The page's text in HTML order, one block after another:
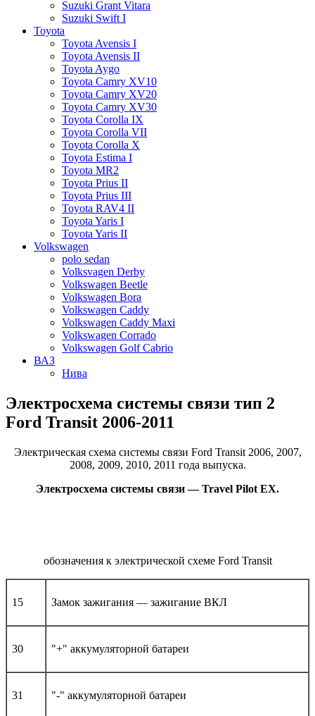
Suzuki Grant Vitara
Suzuki Swift I
Toyota
Toyota Avensis I
Toyota Avensis II
Toyota Aygo
Toyota Camry XV10
Toyota Camry XV20
Toyota Camry XV30
Toyota Corolla IX
Toyota Corolla VII
Toyota Corolla X
Toyota Estima I
Toyota MR2
Toyota Prius II
Toyota Prius III
Toyota RAV4 II
Toyota Yaris I
Toyota Yaris II
Volkswagen
polo sedan
Volksvagen Derby
Volkswagen Beetle
Volkswagen Bora
Volkswagen Caddy
Volkswagen Caddy Maxi
Volkswagen Corrado
Volkswagen Golf Cabrio
ВАЗ
Нива
Электросхема системы связи тип 2
Ford Transit 2006-2011
Электрическая схема системы связи Ford Transit 2006, 2007,
2008, 2009, 2010, 2011 года выпуска.
Электросхема системы связи — Travel Pilot EX.
обозначения к электрической схеме Ford Transit
15 Замок зажигания — зажигание ВКЛ
30 "+" аккумуляторной батареи
31 "-" аккумуляторной батареи